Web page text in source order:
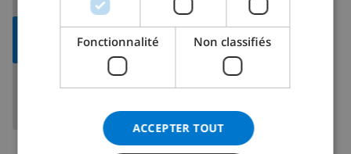
AFFICHER LA
CARTEFonctionnalité Non classifiés
ACCEPTER TOUT